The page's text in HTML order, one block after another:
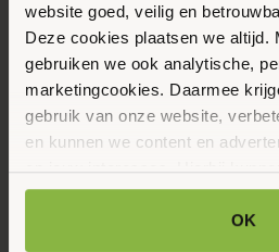
website goed, veilig en
Deze cookies plaatsen we altijd.
gebruiken we ook analytische,
marketingcookies. Daarmee
gebruik van onze website,
en kunnen we content en
op jouw interesses. Hierbij
gedeeld met externe partners.
Klik op ‘OK’ om alle cookies te
OK
Agenda
Evenementen
Er zijn geen resultaten gevonden.